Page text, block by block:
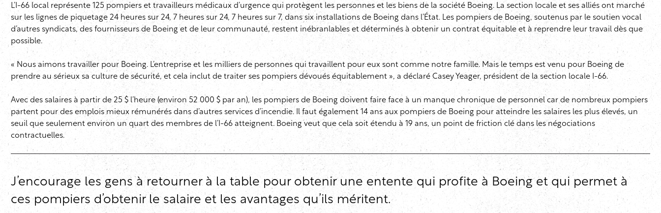
L’I-66 local représente 125 pompiers et travailleurs médicaux d’urgence qui protègent les personnes et les biens de la société Boeing. La section locale et ses alliés ont marché
sur les lignes de piquetage 24 heures sur 24, 7 heures sur 24, 7 heures sur 7, dans six installations de Boeing dans l’État. Les pompiers de Boeing, soutenus par le soutien vocal
d’autres syndicats, des fournisseurs de Boeing et de leur communauté, restent inébranlables et déterminés à obtenir un contrat équitable et à reprendre leur travail dès que
possible.
« Nous aimons travailler pour Boeing. L’entreprise et les milliers de personnes qui travaillent pour eux sont comme notre famille. Mais le temps est venu pour Boeing de
prendre au sérieux sa culture de sécurité, et cela inclut de traiter ses pompiers dévoués équitablement », a déclaré Casey Yeager, président de la section locale I-66.
Avec des salaires à partir de 25 $ l’heure (environ 52 000 $ par an), les pompiers de Boeing doivent faire face à un manque chronique de personnel car de nombreux pompiers
partent pour des emplois mieux rémunérés dans d’autres services d’incendie. Il faut également 14 ans aux pompiers de Boeing pour atteindre les salaires les plus élevés, un
seuil que seulement environ un quart des membres de l’I-66 atteignent. Boeing veut que cela soit étendu à 19 ans, un point de friction clé dans les négociations
contractuelles.
J’encourage les gens à retourner à la table pour obtenir une entente qui profite à Boeing et qui permet à
ces pompiers d’obtenir le salaire et les avantages qu’ils méritent.